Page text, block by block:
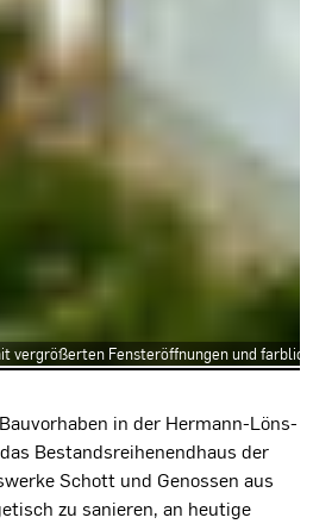
vergrößerten Fensteröffnungen und
in der Hermann-Löns-
Bestandsreihenendhaus der
Schott und Genossen aus
zu sanieren, an heutige